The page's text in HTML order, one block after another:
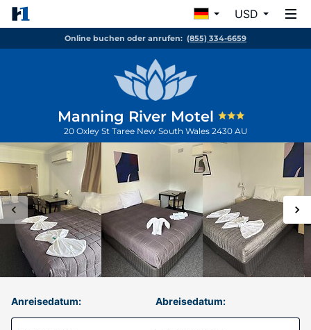
USD
Online buchen oder anrufen: (855) 334-6659
Manning River Motel
20 Oxley St Taree New South Wales 2430 AU
Anreisedatum: Abreisedatum: